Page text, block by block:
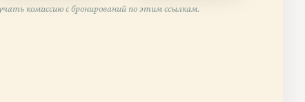
комиссию с бронирований по этим ссылкам.